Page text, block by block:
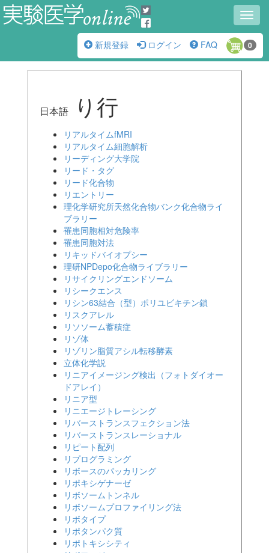
新規登録
ログイン FAQ 0
日本語 り行
リアルタイムfMRI
リアルタイム細胞解析
リーディング大学院
リード・タグ
リード化合物
リエントリー
理化学研究所天然化合物バンク化合物ライ
ブラリー
罹患同胞相対危険率
罹患同胞対法
リキッドバイオプシー
理研NPDepo化合物ライブラリー
リサイクリングエンドソーム
リシークエンス
リシン63結合（型）ポリユビキチン鎖
リスクアレル
リソソーム蓄積症
リゾ体
リゾリン脂質アシル転移酵素
立体化学説
リニアイメージング検出（フォトダイオー
ドアレイ）
リニア型
リニエージトレーシング
リバーストランスフェクション法
リバーストランスレーショナル
リピート配列
リプログラミング
リボースのパッカリング
リポキシゲナーゼ
リボソームトンネル
リボソームプロファイリング法
リボタイプ
リポタンパク質
リポトキシシティ